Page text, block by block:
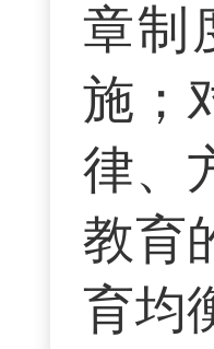
章制
施；
律、
教育
育均